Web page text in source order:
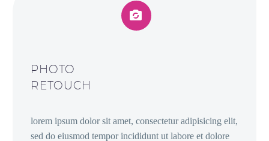


PHOTO
RETOUCH
lorem ipsum dolor sit amet, consectetur adipisicing elit,
sed do eiusmod tempor incididunt ut labore et dolore